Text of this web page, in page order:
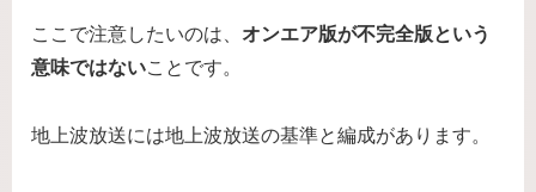
ここで注意したいのは、 オンエア版が不完全版という
意味ではないことです。
地上波放送には地上波放送の基準と編成があります。